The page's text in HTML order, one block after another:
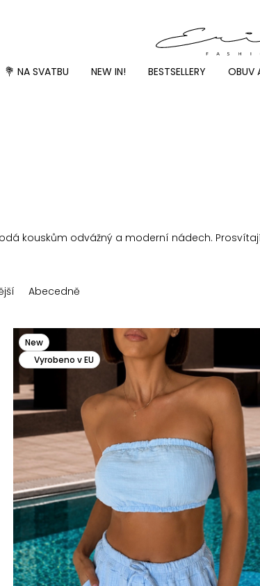
💐 NA SVATBU NEW IN! BESTSELLERY OBUV
kouskům odvážný a moderní nádech.
Abecedně
New
Vyrobeno v EU